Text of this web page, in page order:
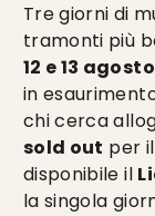
Tre giorni di
tramonti più
12 e 13
in
chi cerca
sold out per
disponibile il
la singola